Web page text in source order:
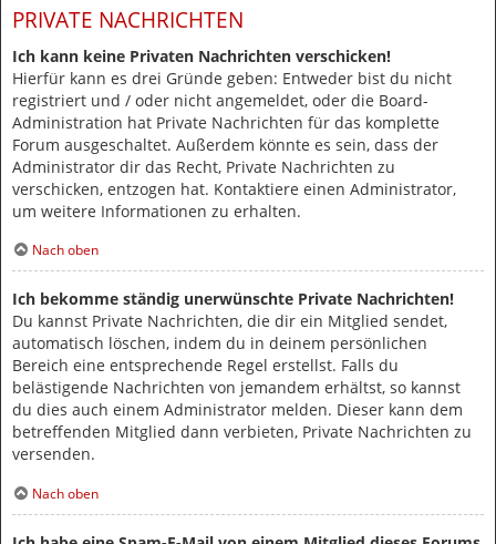
PRIVATE NACHRICHTEN
Ich kann keine Privaten Nachrichten verschicken!
Hierfür kann es drei Gründe geben: Entweder bist du nicht
registriert und / oder nicht angemeldet, oder die Board-
Administration hat Private Nachrichten für das komplette
Forum ausgeschaltet. Außerdem könnte es sein, dass der
Administrator dir das Recht, Private Nachrichten zu
verschicken, entzogen hat. Kontaktiere einen Administrator,
um weitere Informationen zu erhalten.
Nach oben
Ich bekomme ständig unerwünschte Private Nachrichten!
Du kannst Private Nachrichten, die dir ein Mitglied sendet,
automatisch löschen, indem du in deinem persönlichen
Bereich eine entsprechende Regel erstellst. Falls du
belästigende Nachrichten von jemandem erhältst, so kannst
du dies auch einem Administrator melden. Dieser kann dem
betreffenden Mitglied dann verbieten, Private Nachrichten zu
versenden.
Nach oben